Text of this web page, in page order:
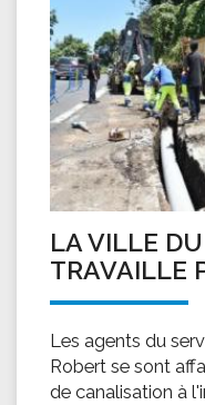
LA VILLE
TRAVAILLE
Les agents du
Robert se sont
de canalisation à